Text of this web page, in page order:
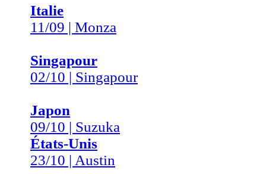
Italie
11/09 | Monza
Singapour
02/10 | Singapour
Japon
09/10 | Suzuka
États-Unis
23/10 | Austin